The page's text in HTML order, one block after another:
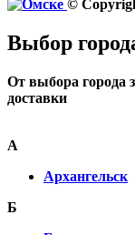
©
Выбор
От выбора города
доставки
А
Архангельск
Б